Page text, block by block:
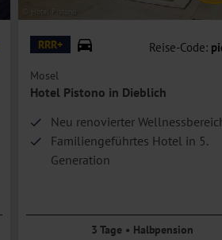
© Hotel Pistono
RRR+ Reise-Code:
Mosel
Hotel Pistono in Dieblich
Neu renovierter
Familiengeführtes Hotel in 5.
Generation
3 Tage • Halbpension